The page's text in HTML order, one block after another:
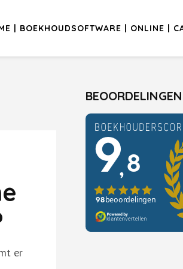
| BOEKHOUDSOFTWARE | ONLINE |
er
BEOORDELINGEN